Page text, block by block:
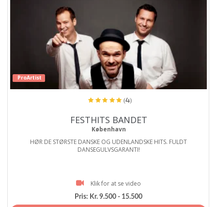
ProArtist
(4)
FESTHITS BANDET
København
HØR DE STØRSTE DANSKE OG UDENLANDSKE HITS. FULDT
DANSEGULVSGARANTI!
Klik for at se video
Pris: Kr. 9.500 - 15.500